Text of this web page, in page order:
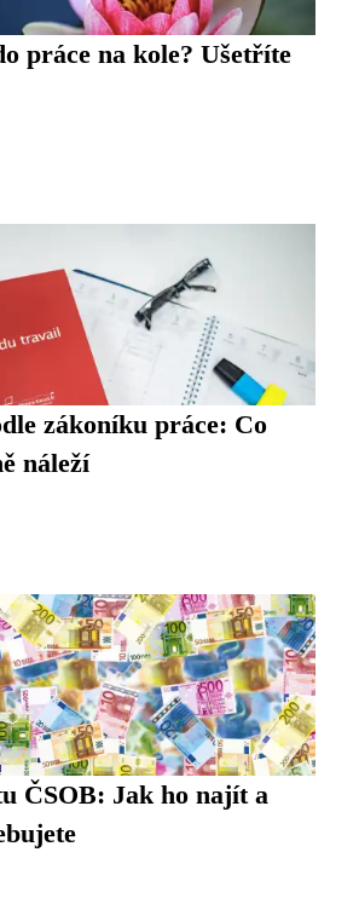
práce na kole? Ušetříte
zákoníku práce: Co
náleží
ČSOB: Jak ho najít a